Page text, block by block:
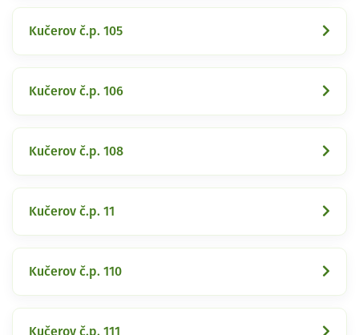
Kučerov č.p. 105
Kučerov č.p. 106
Kučerov č.p. 108
Kučerov č.p. 11
Kučerov č.p. 110
Kučerov č.p. 111